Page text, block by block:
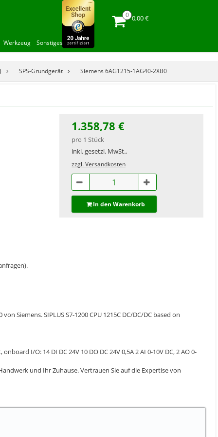
0,00 €
Werkzeug Sonstiges
SPS-Grundgerät Siemens 6AG1215-1AG40-2XB0
1.358,78 €
pro 1 Stück
inkl. gesetzl. MwSt.,
zzgl. Versandkosten
In den Warenkorb
Siemens. SIPLUS S7-1200 CPU 1215C DC/DC/DC based on
I/O: 14 DI DC 24V 10 DO DC 24V 0,5A 2 AI 0-10V DC, 2 AO 0-
und Ihr Zuhause. Vertrauen Sie auf die Expertise von